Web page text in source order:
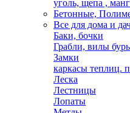
уголь, щепа ,
Бетонные,
Все для дома и
Баки, бочки
Грабли, вилы
Замки
каркасы теплиц.
Леска
Лестницы
Лопаты